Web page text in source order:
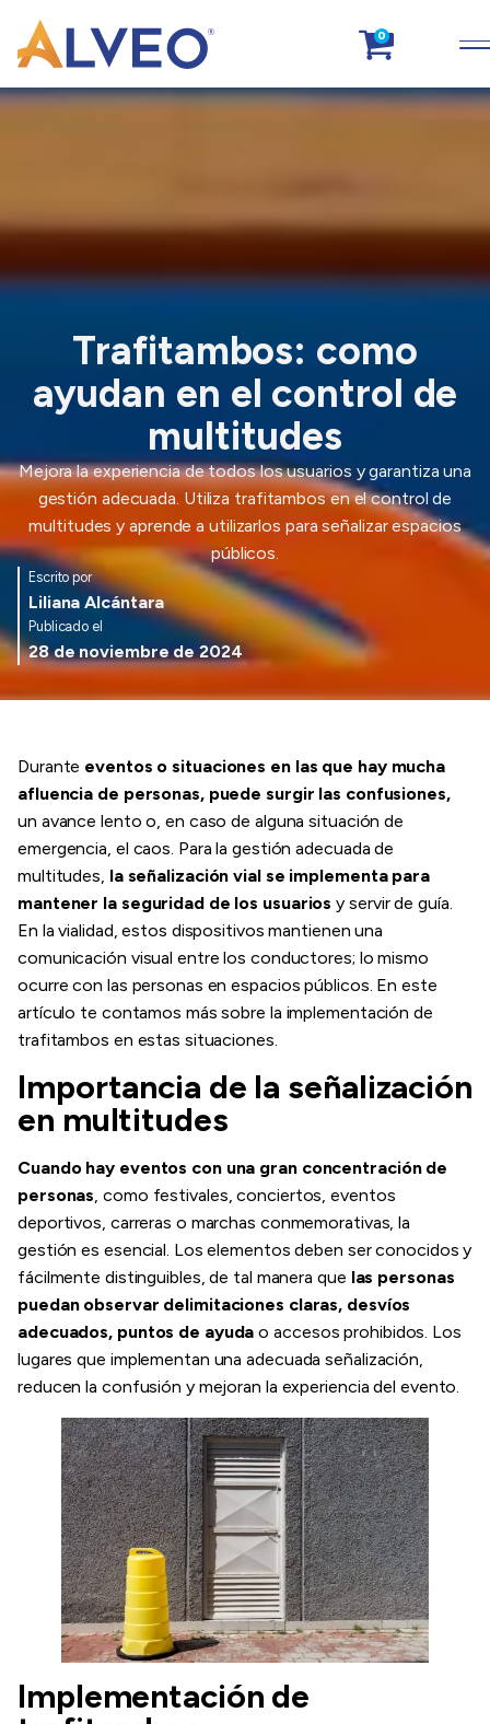
0
Trafitambos: como
ayudan en el control de
multitudes
Mejora la experiencia de todos los usuarios y garantiza una
gestión adecuada. Utiliza trafitambos en el control de
multitudes y aprende a utilizarlos para señalizar espacios
públicos.
Escrito por
Liliana Alcántara
Publicado el
28 de noviembre de 2024
Durante eventos o situaciones en las que hay mucha
afluencia de personas, puede surgir las confusiones,
un avance lento o, en caso de alguna situación de
emergencia, el caos. Para la gestión adecuada de
multitudes, la señalización vial se implementa para
mantener la seguridad de los usuarios y servir de guía.
En la vialidad, estos dispositivos mantienen una
comunicación visual entre los conductores; lo mismo
ocurre con las personas en espacios públicos. En este
artículo te contamos más sobre la implementación de
trafitambos en estas situaciones.
Importancia de la señalización
en multitudes
Cuando hay eventos con una gran concentración de
personas, como festivales, conciertos, eventos
deportivos, carreras o marchas conmemorativas, la
gestión es esencial. Los elementos deben ser conocidos y
fácilmente distinguibles, de tal manera que las personas
puedan observar delimitaciones claras, desvíos
adecuados, puntos de ayudao accesos prohibidos. Los
lugares que implementan una adecuada señalización,
reducen la confusión y mejoran la experiencia del evento.
Implementación de